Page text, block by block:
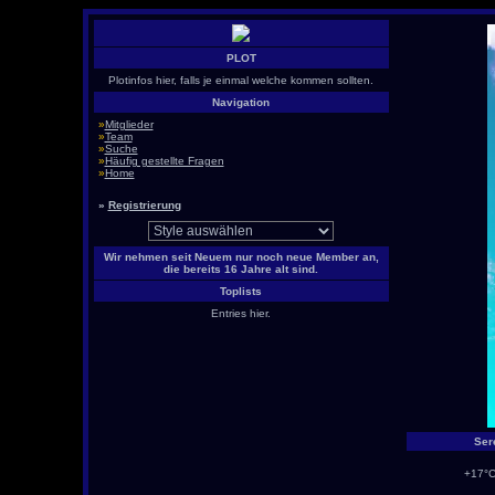
PLOT
Plotinfos hier, falls je einmal welche kommen sollten.
Navigation
»Mitglieder
»Team
»Suche
»Häufig gestellte Fragen
»Home
» Registrierung
Wir nehmen seit Neuem nur noch neue Member an,
die bereits 16 Jahre alt sind.
Toplists
Entries hier.